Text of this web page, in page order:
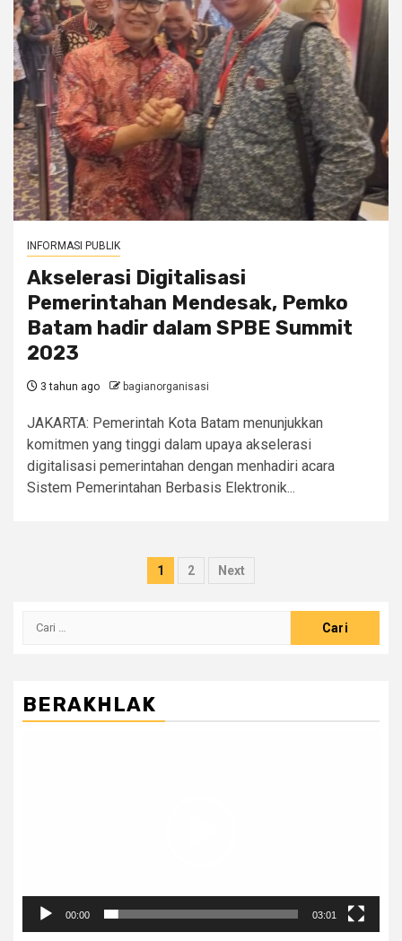
INFORMASI PUBLIK
Akselerasi Digitalisasi
Pemerintahan Mendesak, Pemko
Batam hadir dalam SPBE Summit
2023
3 tahun ago bagianorganisasi
JAKARTA: Pemerintah Kota Batam menunjukkan
komitmen yang tinggi dalam upaya akselerasi
digitalisasi pemerintahan dengan menhadiri acara
Sistem Pemerintahan Berbasis Elektronik...
Paginasi
1 2 Next
Cari
BERAKHLAK
00:00 03:01